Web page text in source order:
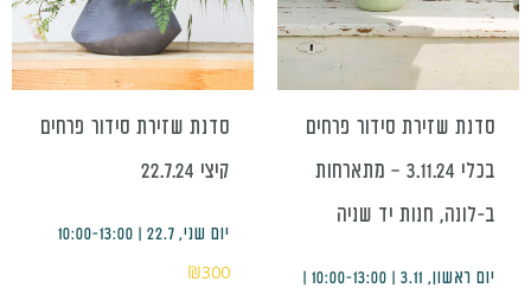
סדנת שזירת סידור פרחים
בכלי 3.11.24 – מתארחות
ב-לונה, חנות יד שניה
יום ראשון, 3.11 | 10:00-13:00 |
סדנת שזירת סידור פרחים
קיצי 22.7.24
יום שני, 22.7 | 10:00-13:00
₪300